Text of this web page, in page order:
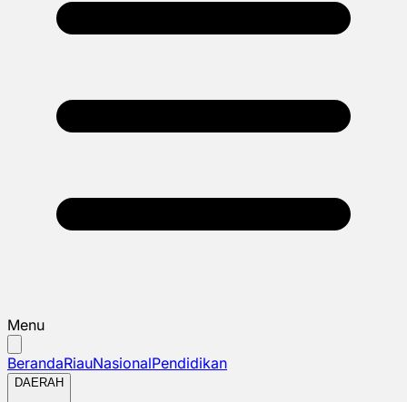
Menu
BerandaRiauNasionalPendidikan
DAERAH